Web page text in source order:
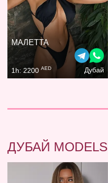
МАЛЕТТА
1h: 2200 AED Дубай
ДУБАЙ MODELS